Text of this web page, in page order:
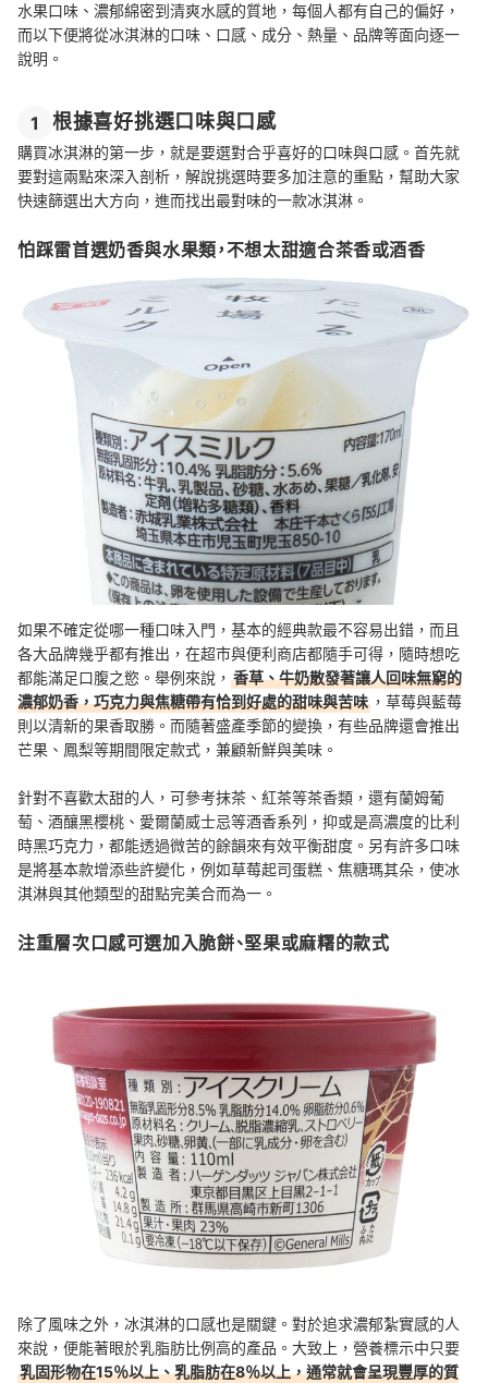
水果口味、濃郁綿密到清爽水感的質地，每個人都有自己的偏好，
而以下便將從冰淇淋的口味、口感、成分、熱量、品牌等面向逐一
說明。
1 根據喜好挑選口味與口感
購買冰淇淋的第一步，就是要選對合乎喜好的口味與口感。首先就
要對這兩點來深入剖析，解說挑選時要多加注意的重點，幫助大家
快速篩選出大方向，進而找出最對味的一款冰淇淋。
怕踩雷首選奶香與水果類，不想太甜適合茶香或酒香
如果不確定從哪一種口味入門，基本的經典款最不容易出錯，而且
各大品牌幾乎都有推出，在超市與便利商店都隨手可得，隨時想吃
都能滿足口腹之慾。舉例來說， 香草、牛奶散發著讓人回味無窮的
濃郁奶香，巧克力與焦糖帶有恰到好處的甜味與苦味 ，草莓與藍莓
則以清新的果香取勝。而隨著盛產季節的變換，有些品牌還會推出
芒果、鳳梨等期間限定款式，兼顧新鮮與美味。
針對不喜歡太甜的人，可參考抹茶、紅茶等茶香類，還有蘭姆葡
萄、酒釀黑櫻桃、愛爾蘭威士忌等酒香系列，抑或是高濃度的比利
時黑巧克力，都能透過微苦的餘韻來有效平衡甜度。另有許多口味
是將基本款增添些許變化，例如草莓起司蛋糕、焦糖瑪其朵，使冰
淇淋與其他類型的甜點完美合而為一。
注重層次口感可選加入脆餅、堅果或麻糬的款式
除了風味之外，冰淇淋的口感也是關鍵。對於追求濃郁紮實感的人
來說，便能著眼於乳脂肪比例高的產品。大致上，營養標示中只要
乳固形物在15％以上、乳脂肪在8％以上，通常就會呈現豐厚的質